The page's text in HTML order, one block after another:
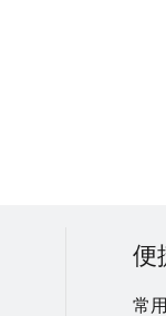
便
常